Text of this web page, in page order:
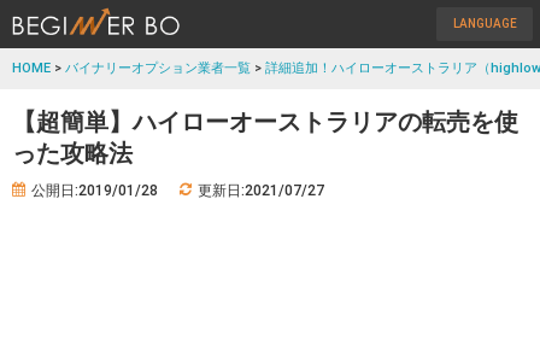
LANGUAGE
HOME > バイナリーオプション業者一覧 > 詳細追加！ハイローオーストラリア（
【超簡単】ハイローオーストラリアの転売を使
った攻略法
公開日:2019/01/28 更新日:2021/07/27